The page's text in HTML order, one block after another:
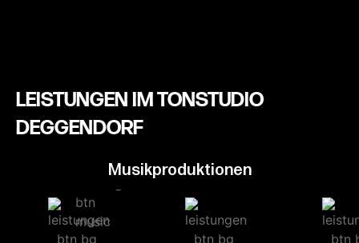
LEISTUNGEN IM TONSTUDIO
DEGGENDORF
Musikproduktionen